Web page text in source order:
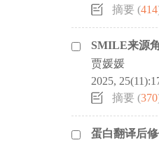
摘要 (414
SMILE来源
贾媛媛
2025,
摘要 (370
蛋白翻译后